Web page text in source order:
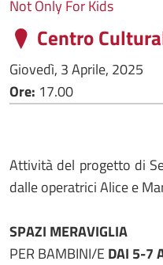
Not Only For Kids
Centro
Giovedì, 3 Aprile, 2025
Ore: 17.00
Attività del progetto di
dalle operatrici Alice e
SPAZI MERAVIGLIA
PER BAMBINI/E DAI 5-7